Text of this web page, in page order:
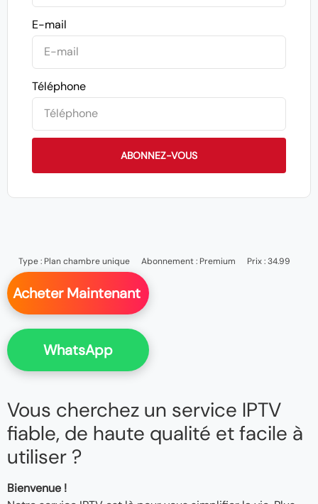
E-mail
Téléphone
ABONNEZ-VOUS
Type : Plan chambre unique Abonnement : Premium Prix : 34.99
Acheter Maintenant
WhatsApp
Vous cherchez un service IPTV
fiable, de haute qualité et facile à
utiliser ?
Bienvenue !